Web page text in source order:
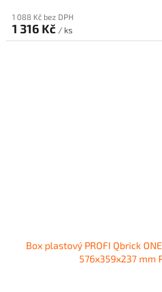
1 088 Kč bez DPH
1 316 Kč / ks
Box plastový PROFI Qbrick
576x359x237 mm